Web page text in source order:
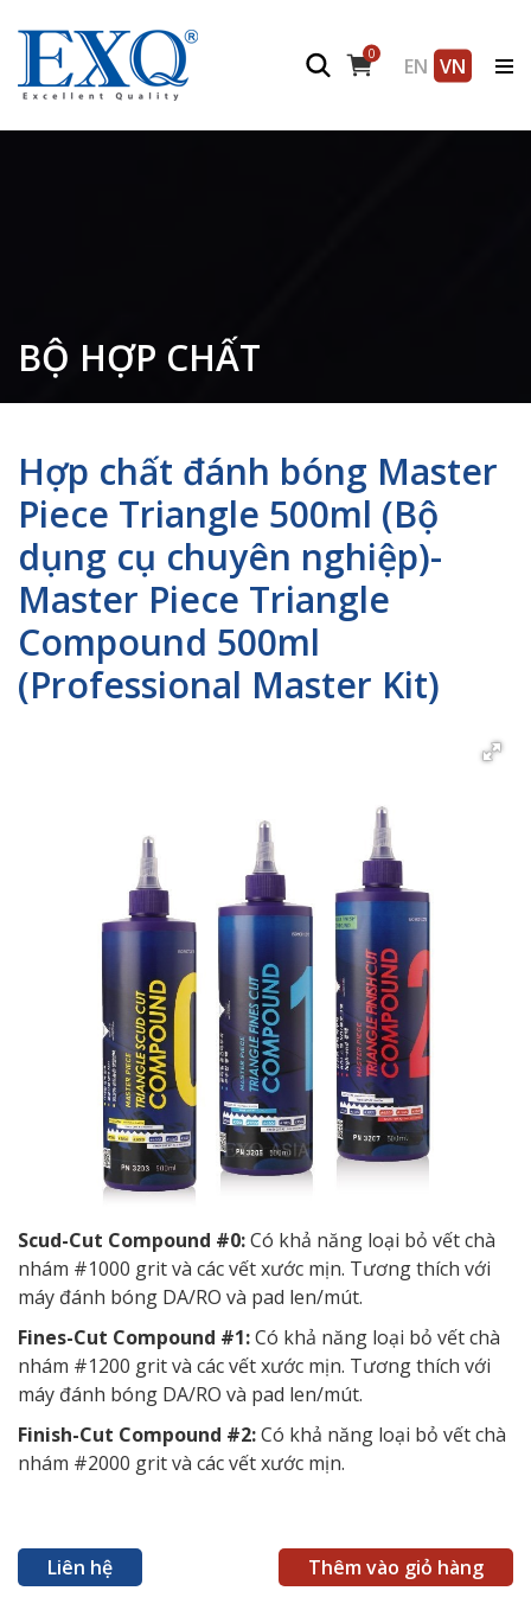
0 EN VN
BỘ HỢP CHẤT
Hợp chất đánh bóng Master
Piece Triangle 500ml (Bộ
dụng cụ chuyên nghiệp)-
Master Piece Triangle
Compound 500ml
(Professional Master Kit)
Scud-Cut Compound #0:Có khả năng loại bỏ vết chà
nhám #1000 grit và các vết xước mịn. Tương thích với
máy đánh bóng DA/RO và pad len/mút.
Fines-Cut Compound #1:Có khả năng loại bỏ vết chà
nhám #1200 grit và các vết xước mịn. Tương thích với
máy đánh bóng DA/RO và pad len/mút.
Finish-Cut Compound #2:Có khả năng loại bỏ vết chà
nhám #2000 grit và các vết xước mịn.
Liên hệ Thêm vào giỏ hàng